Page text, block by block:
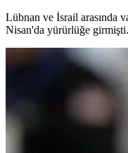
Lübnan ve İsrail arasında
Nisan'da yürürlüğe girmişti.